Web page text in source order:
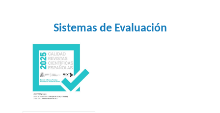
Sistemas de Evaluación